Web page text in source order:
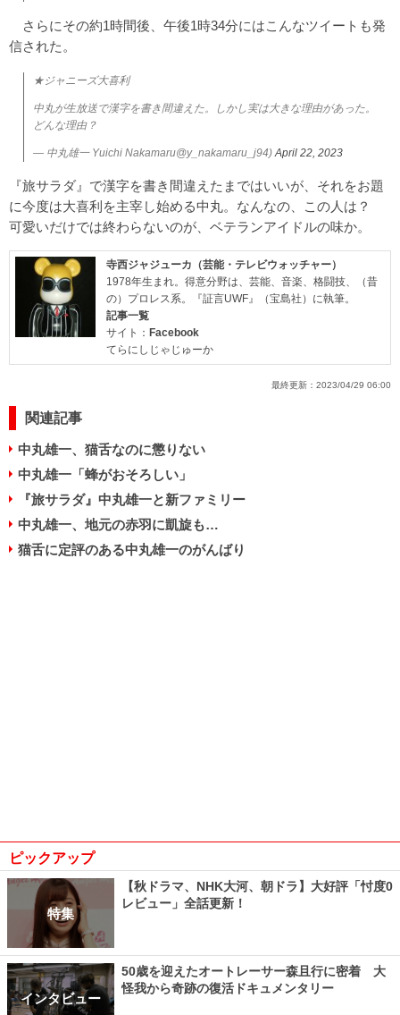
さらにその約1時間後、午後1時34分にはこんなツイートも発
信された。
★ジャニーズ大喜利
中丸が生放送で漢字を書き間違えた。しかし実は大きな理由があった。
どんな理由？
— 中丸雄一 Yuichi Nakamaru@y_nakamaru_j94)April 22, 2023
『旅サラダ』で漢字を書き間違えたまではいいが、それをお題
に今度は大喜利を主宰し始める中丸。なんなの、この人は？
可愛いだけでは終わらないのが、ベテランアイドルの味か。
寺西ジャジューカ（芸能・テレビウォッチャー）
1978年生まれ。得意分野は、芸能、音楽、格闘技、（昔
の）プロレス系。『証言UWF』（宝島社）に執筆。
記事一覧
サイト： Facebook
てらにしじゃじゅーか
最終更新： 2023/04/29 06:00
関連記事
中丸雄一、猫舌なのに懲りない
中丸雄一「蜂がおそろしい」
『旅サラダ』中丸雄一と新ファミリー
中丸雄一、地元の赤羽に凱旋も…
猫舌に定評のある中丸雄一のがんばり
ピックアップ
特集
【秋ドラマ、NHK大河、朝ドラ】大好評「忖度0
レビュー」全話更新！
インタビュー
50歳を迎えたオートレーサー森且行に密着 大
怪我から奇跡の復活ドキュメンタリー